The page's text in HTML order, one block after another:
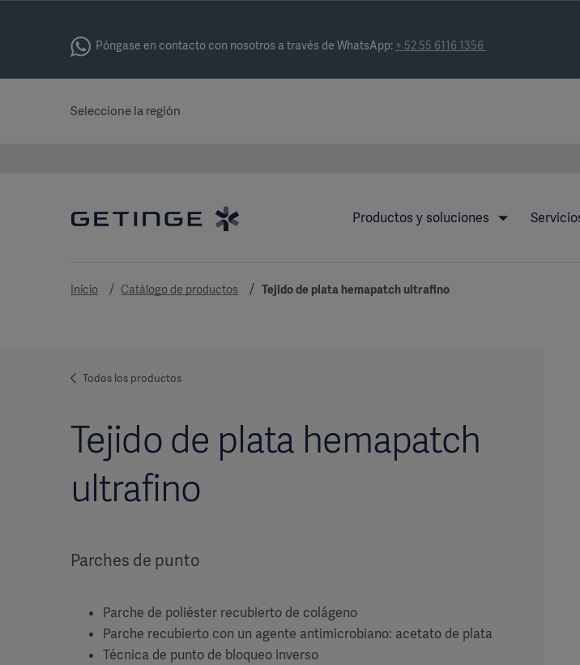
Póngase en contacto con nosotros a través de WhatsApp: + 52 55 6116 1356
Seleccione la región
Productos y soluciones
Inicio Catálogo de productos Tejido de plata hemapatch ultrafino
Todos los productos
Tejido de plata hemapatch
ultrafino
Parches de punto
Parche de poliéster recubierto de colágeno
Parche recubierto con un agente antimicrobiano: acetato de plata
Técnica de punto de bloqueo inverso